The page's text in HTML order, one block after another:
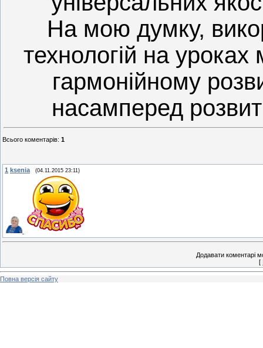
На мою думку,
технологій на уроках
гармонійному
насамперед
Всього коментарів: 1
1 ksenia (04.11.2015 23:11)
Додавати коментарі
[
Повна версія сайту